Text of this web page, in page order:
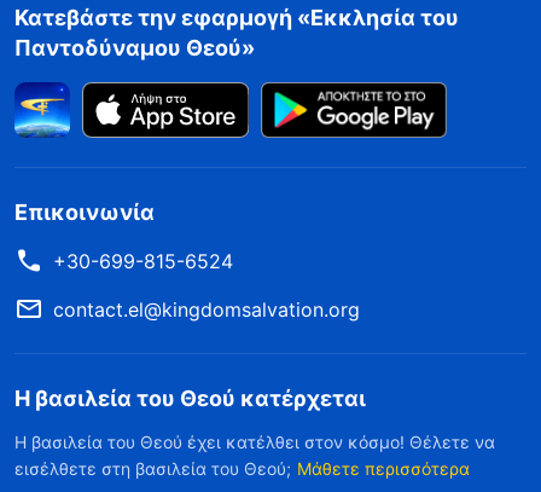
Κατεβάστε την εφαρμογή «Εκκλησία του
Παντοδύναμου Θεού»
Επικοινωνία
+30-699-815-6524
contact.el@kingdomsalvation.org
Η βασιλεία του Θεού κατέρχεται
Η βασιλεία του Θεού έχει κατέλθει στον κόσμο! Θέλετε να
εισέλθετε στη βασιλεία του Θεού; Μάθετε περισσότερα